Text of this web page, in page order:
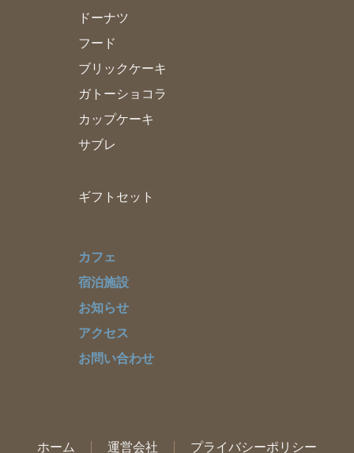
ドーナツ
フード
ブリックケーキ
ガトーショコラ
カップケーキ
サブレ
カフェ
宿泊施設
お知らせ
アクセス
お問い合わせ
ギフトセット
ホーム 運営会社 プライバシーポリシー